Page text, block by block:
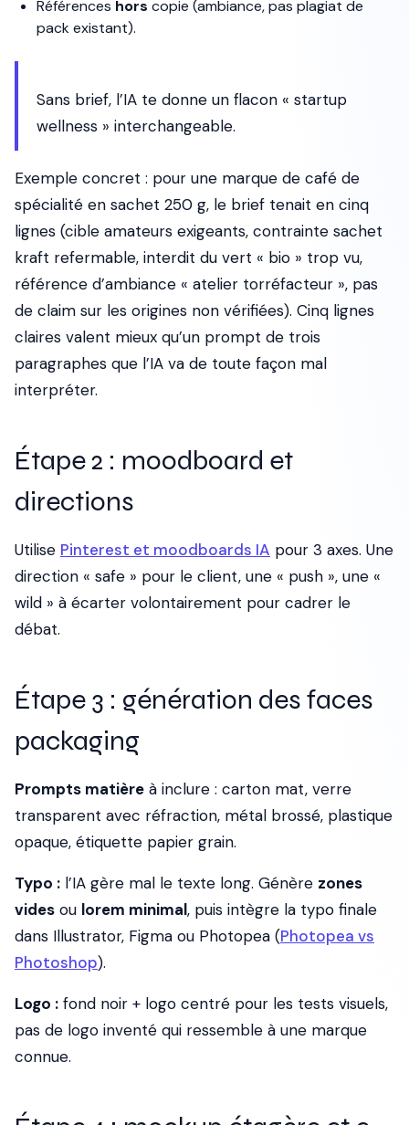
Références hors copie (ambiance, pas plagiat de
pack existant).
Sans brief, l’IA te donne un flacon « startup
wellness » interchangeable.
Exemple concret : pour une marque de café de
spécialité en sachet 250 g, le brief tenait en cinq
lignes (cible amateurs exigeants, contrainte sachet
kraft refermable, interdit du vert « bio » trop vu,
référence d’ambiance « atelier torréfacteur », pas
de claim sur les origines non vérifiées). Cinq lignes
claires valent mieux qu’un prompt de trois
paragraphes que l’IA va de toute façon mal
interpréter.
Étape 2 : moodboard et
directions
Utilise Pinterest et moodboards IA pour 3 axes. Une
direction « safe » pour le client, une « push », une «
wild » à écarter volontairement pour cadrer le
débat.
Étape 3 : génération des faces
packaging
Prompts matière à inclure : carton mat, verre
transparent avec réfraction, métal brossé, plastique
opaque, étiquette papier grain.
Typo : l’IA gère mal le texte long. Génère zones
vides ou lorem minimal, puis intègre la typo finale
dans Illustrator, Figma ou Photopea (Photopea vs
Photoshop).
Logo : fond noir + logo centré pour les tests visuels,
pas de logo inventé qui ressemble à une marque
connue.